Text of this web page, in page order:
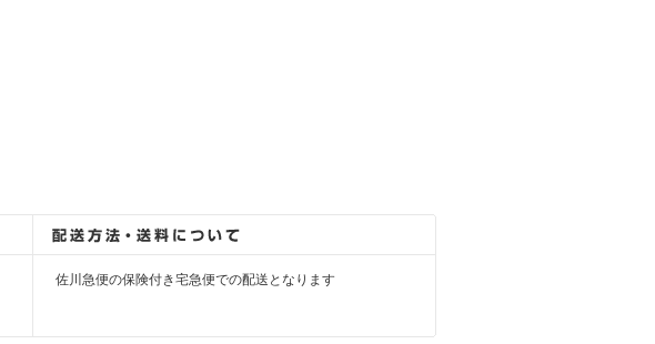
佐川急便の保険付き宅急便での配送となります